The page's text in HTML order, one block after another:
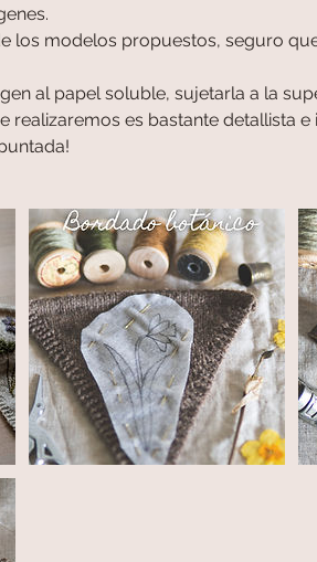
los modelos propuestos, seguro
al papel soluble, sujetarla a la
realizaremos es bastante detallista e